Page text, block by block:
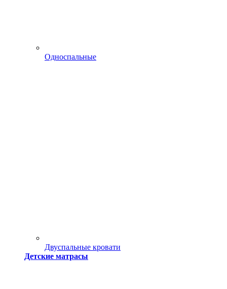
Односпальные
Двуспальные кровати
Детские матрасы